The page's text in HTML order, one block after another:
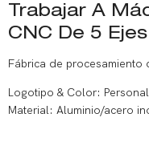
Trabajar A
CNC De 5 Ejes
Fábrica de
Logotipo & Color:
Material: Aluminio/acero